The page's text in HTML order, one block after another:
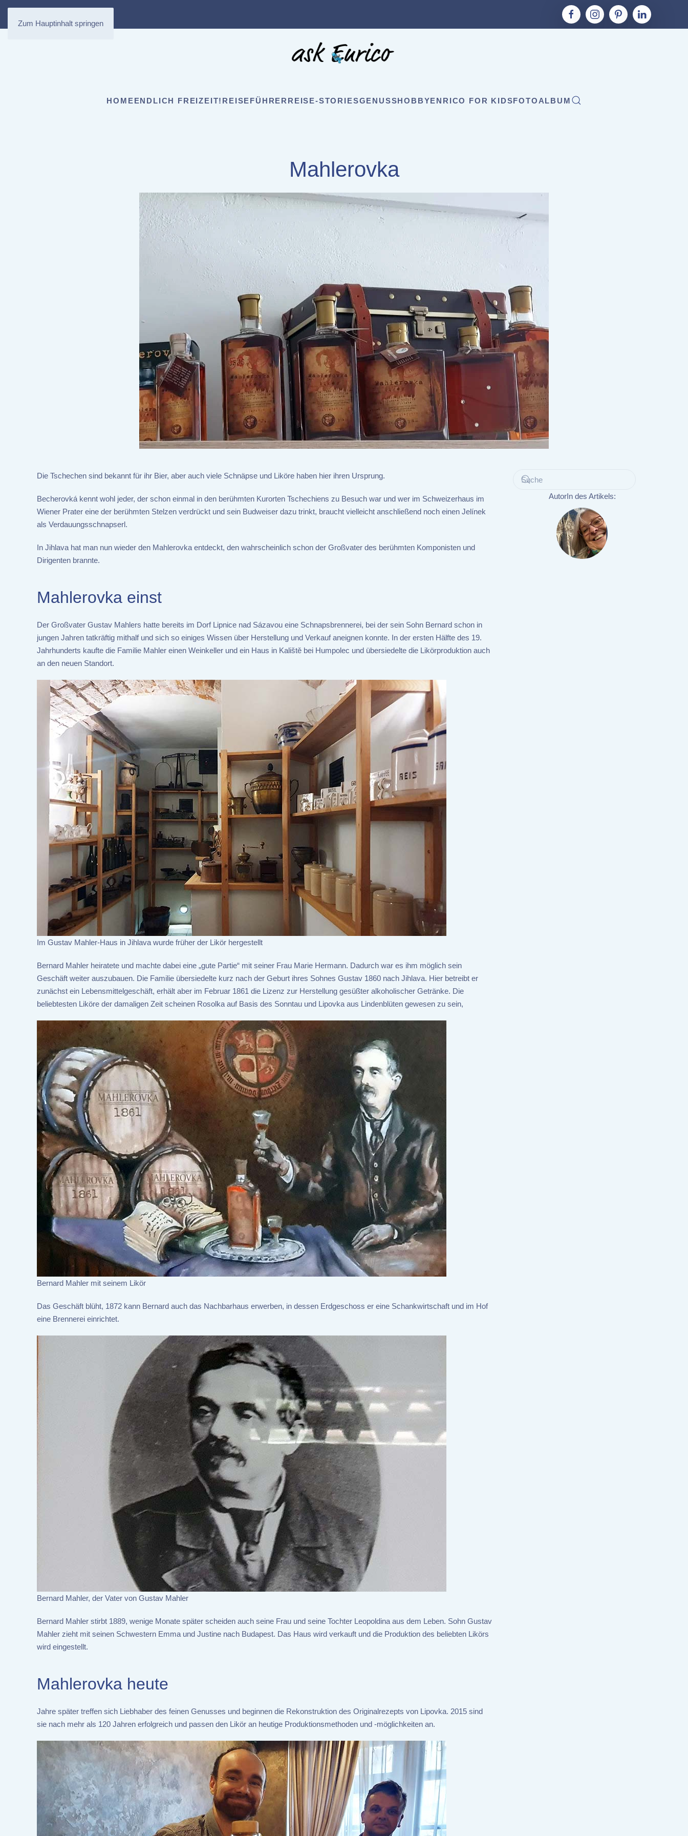
Zum Hauptinhalt springen
HOMEENDLICH FREIZEIT! REISEFÜHRER REISE-STORIESGENUSSHOBBYENRICO FOR KIDSFOTOALBUM
Mahlerovka
Die Tschechen sind bekannt für ihr Bier, aber auch viele Schnäpse und Liköre haben hier ihren Ursprung.
Becherovká kennt wohl jeder, der schon einmal in den berühmten Kurorten Tschechiens zu Besuch war und wer im Schweizerhaus im
Wiener Prater eine der berühmten Stelzen verdrückt und sein Budweiser dazu trinkt, braucht vielleicht anschließend noch einen Jelínek
als Verdauungsschnapserl.
In Jihlava hat man nun wieder den Mahlerovka entdeckt, den wahrscheinlich schon der Großvater des berühmten Komponisten und
Dirigenten brannte.
Mahlerovka einst
Der Großvater Gustav Mahlers hatte bereits im Dorf Lipnice nad Sázavou eine Schnapsbrennerei, bei der sein Sohn Bernard schon in
jungen Jahren tatkräftig mithalf und sich so einiges Wissen über Herstellung und Verkauf aneignen konnte. In der ersten Hälfte des 19.
Jahrhunderts kaufte die Familie Mahler einen Weinkeller und ein Haus in Kaliště bei Humpolec und übersiedelte die Likörproduktion auch
an den neuen Standort.
Im Gustav Mahler-Haus in Jihlava wurde früher der Likör hergestellt
Bernard Mahler heiratete und machte dabei eine „gute Partie“ mit seiner Frau Marie Hermann. Dadurch war es ihm möglich sein
Geschäft weiter auszubauen. Die Familie übersiedelte kurz nach der Geburt ihres Sohnes Gustav 1860 nach Jihlava. Hier betreibt er
zunächst ein Lebensmittelgeschäft, erhält aber im Februar 1861 die Lizenz zur Herstellung gesüßter alkoholischer Getränke. Die
beliebtesten Liköre der damaligen Zeit scheinen Rosolka auf Basis des Sonntau und Lipovka aus Lindenblüten gewesen zu sein,
Bernard Mahler mit seinem Likör
Das Geschäft blüht, 1872 kann Bernard auch das Nachbarhaus erwerben, in dessen Erdgeschoss er eine Schankwirtschaft und im Hof
eine Brennerei einrichtet.
Bernard Mahler, der Vater von Gustav Mahler
Bernard Mahler stirbt 1889, wenige Monate später scheiden auch seine Frau und seine Tochter Leopoldina aus dem Leben. Sohn Gustav
Mahler zieht mit seinen Schwestern Emma und Justine nach Budapest. Das Haus wird verkauft und die Produktion des beliebten Likörs
wird eingestellt.
Mahlerovka heute
Jahre später treffen sich Liebhaber des feinen Genusses und beginnen die Rekonstruktion des Originalrezepts von Lipovka. 2015 sind
sie nach mehr als 120 Jahren erfolgreich und passen den Likör an heutige Produktionsmethoden und -möglichkeiten an.
AutorIn des Artikels: